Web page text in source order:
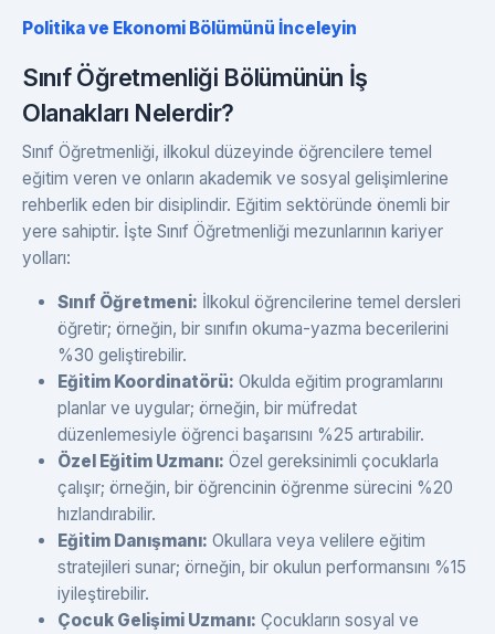
Politika ve Ekonomi Bölümünü İnceleyin
Sınıf Öğretmenliği Bölümünün İş
Olanakları Nelerdir?
Sınıf Öğretmenliği, ilkokul düzeyinde öğrencilere temel
eğitim veren ve onların akademik ve sosyal gelişimlerine
rehberlik eden bir disiplindir. Eğitim sektöründe önemli bir
yere sahiptir. İşte Sınıf Öğretmenliği mezunlarının kariyer
yolları:
Sınıf Öğretmeni: İlkokul öğrencilerine temel dersleri
öğretir; örneğin, bir sınıfın okuma-yazma becerilerini
%30 geliştirebilir.
Eğitim Koordinatörü: Okulda eğitim programlarını
planlar ve uygular; örneğin, bir müfredat
düzenlemesiyle öğrenci başarısını %25 artırabilir.
Özel Eğitim Uzmanı: Özel gereksinimli çocuklarla
çalışır; örneğin, bir öğrencinin öğrenme sürecini %20
hızlandırabilir.
Eğitim Danışmanı: Okullara veya velilere eğitim
stratejileri sunar; örneğin, bir okulun performansını %15
iyileştirebilir.
Çocuk Gelişimi Uzmanı: Çocukların sosyal ve